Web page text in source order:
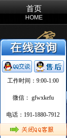
首页
HOME
工作时间：9:00-1:00
微信： gfwxkefu
电话：191-1880-7912